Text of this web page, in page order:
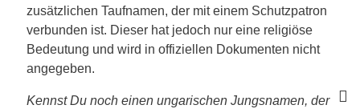
zusätzlichen Taufnamen, der mit einem Schutzpatron
verbunden ist. Dieser hat jedoch nur eine religiöse
Bedeutung und wird in offiziellen Dokumenten nicht
angegeben.
Kennst Du noch einen ungarischen Jungsnamen, der